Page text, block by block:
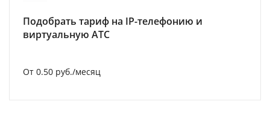
Подобрать тариф на IP-телефонию и
виртуальную АТС
От 0.50 руб./месяц